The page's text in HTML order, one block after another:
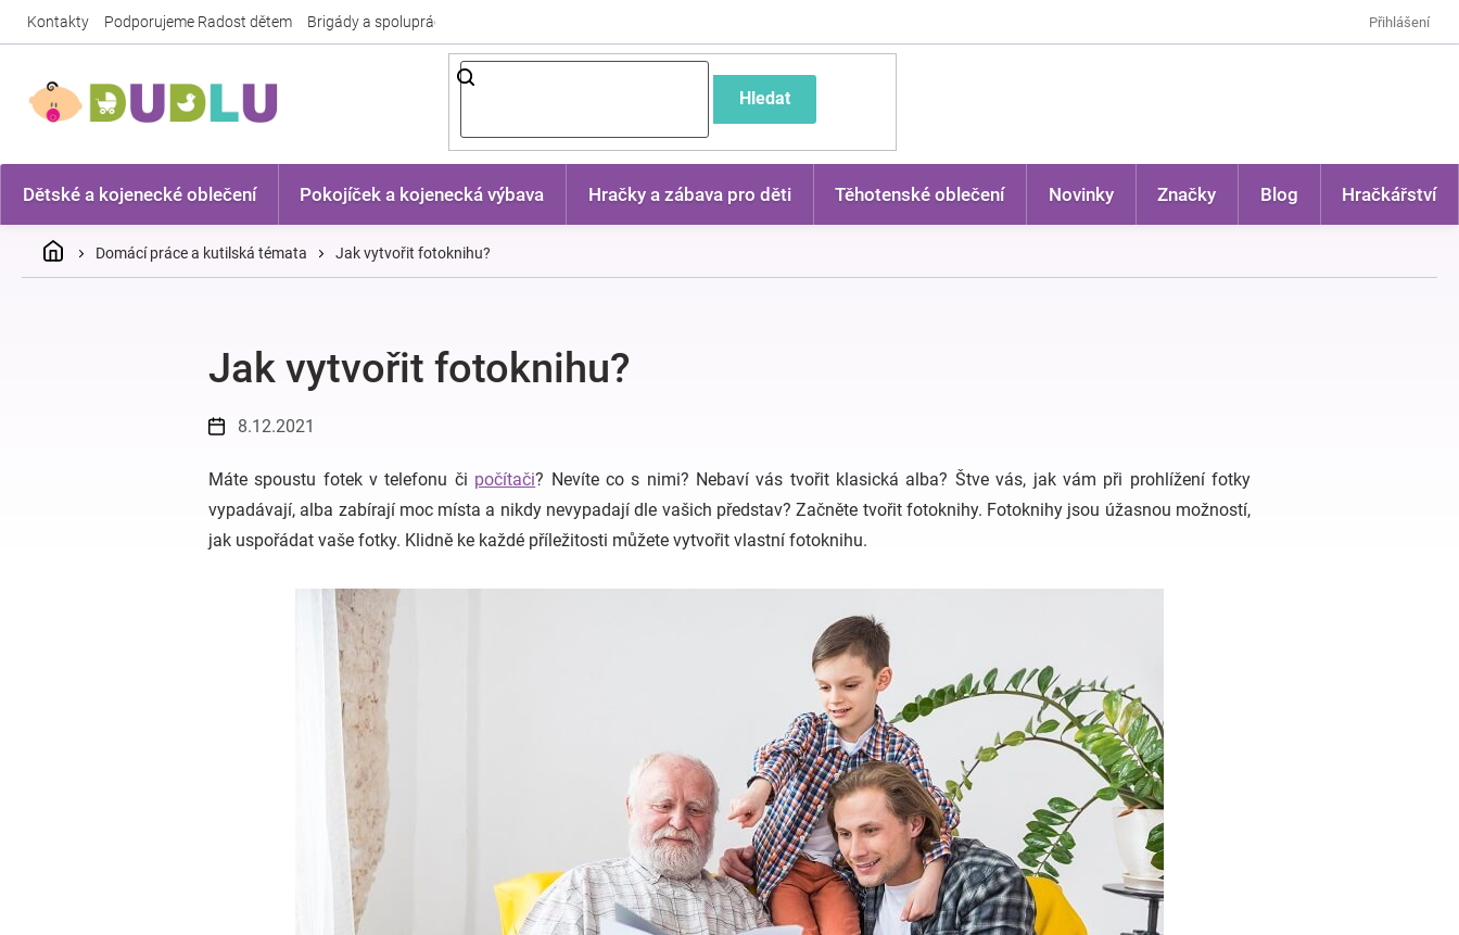
Kontakty Podporujeme Radost dětem Brigády a spolupráce Přihlášení
Hledat
Dětské a kojenecké oblečení Pokojíček a kojenecká výbava Hračky a zábava pro děti Těhotenské oblečení Novinky Značky Blog Hračkářství
DomůDomácí práce a kutilská témata Jak vytvořit fotoknihu?
Jak vytvořit fotoknihu?
8.12.2021
Máte spoustu fotek v telefonu či počítači? Nevíte co s nimi? Nebaví vás tvořit klasická alba? Štve vás, jak vám při prohlížení fotky
vypadávají, alba zabírají moc místa a nikdy nevypadají dle vašich představ? Začněte tvořit fotoknihy. Fotoknihy jsou úžasnou možností,
jak uspořádat vaše fotky. Klidně ke každé příležitosti můžete vytvořit vlastní fotoknihu.